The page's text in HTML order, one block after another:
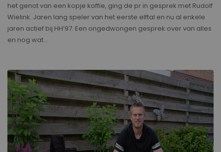
het genot van een kopje koffie, ging de pr in gesprek met Rudolf
Wielink. Jaren lang speler van het eerste elftal en nu al enkele
jaren actief bij HH’97. Een ongedwongen gesprek over van alles
en nog wat…